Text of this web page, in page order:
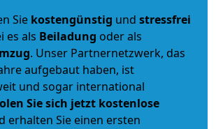
Sie kostengünstig und stressfrei
es als Beiladung oder als
. Unser Partnernetzwerk, das
aufgebaut haben, ist
und sogar international
Sie sich jetzt kostenlose
erhalten Sie einen ersten